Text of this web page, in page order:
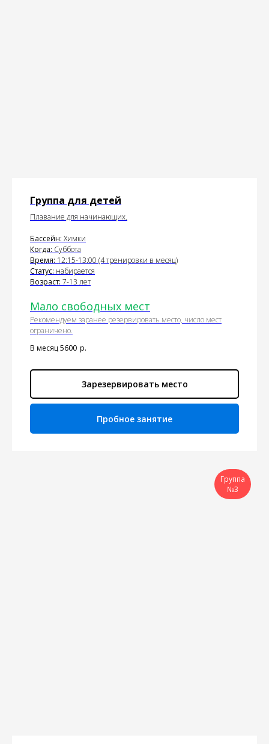
Группа для детей
Плавание для начинающих.
Бассейн: Химки
Когда: Суббота
Время: 12:15-13:00 (4 тренировки в месяц)
Статус: набирается
Возраст: 7-13 лет
Мало свободных мест
Рекомендуем заранее резервировать место, число мест
ограничено.
В месяц 5600 р.
Зарезервировать место
Пробное занятие
Группа
№3